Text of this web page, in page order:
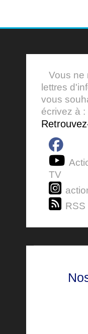
Vous ne
lettres
vous
écrivez à :
TV
RSS